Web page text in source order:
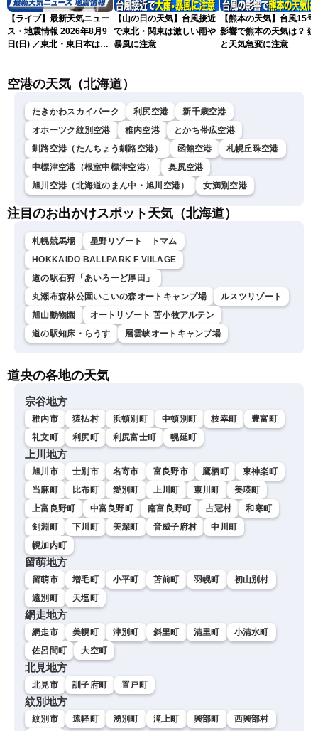
【ライブ】最新天気ニュー
ス・地震情報 2026年8月9
日(日) ／東北・東日本は急
衣／芳野達郎〉
【山の日の天気】台風接近
で東北・関東は激しい雨や
暴風に注意
【熊本の天気】台風15号
影響で熊本の天気は？ 猛
と天気急変に注意
空港の天気（北海道）
たきかわスカイパーク 利尻空港
新千歳空港
オホーツク紋別空港
稚内空港
とかち帯広空港
釧路空港（たんちょう釧路空港）
函館空港
札幌丘珠空港
中標津空港（根室中標津空港）
奥尻空港
旭川空港（北海道のまん中・旭川空港）
女満別空港
注目のお出かけスポット天気（北海道）
札幌競馬場
星野リゾート トマム
HOKKAIDO BALLPARK F VIILAGE
道の駅石狩「あいろーど厚田」
丸瀬布森林公園いこいの森オートキャンプ場
ルスツリゾート
旭山動物園
オートリゾート 苫小牧アルテン
道の駅知床・らうす
層雲峡オートキャンプ場
道央の各地の天気
宗谷地方
稚内市 猿払村 浜頓別町 中頓別町 枝幸町
豊富町
礼文町
利尻町 利尻富士町 幌延町
上川地方
旭川市 士別市 名寄市 富良野市 鷹栖町
東神楽町
当麻町
比布町 愛別町 上川町 東川町
美瑛町
上富良野町
中富良野町 南富良野町 占冠村
和寒町
剣淵町
下川町 美深町 音威子府村
中川町
幌加内町
留萌地方
留萌市 増毛町 小平町 苫前町 羽幌町
初山別村
遠別町
天塩町
網走地方
網走市 美幌町 津別町 斜里町 清里町
小清水町
佐呂間町
大空町
北見地方
北見市 訓子府町 置戸町
紋別地方
紋別市 遠軽町 湧別町 滝上町 興部町
西興部村